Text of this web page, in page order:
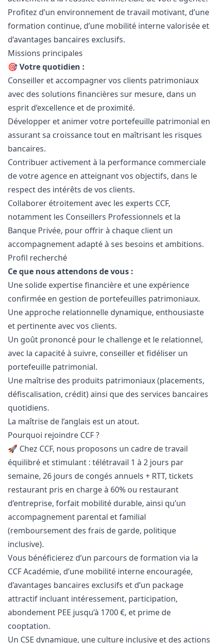
Profitez d’un environnement de travail motivant, d’une
formation continue, d’une mobilité interne valorisée et
d’avantages bancaires exclusifs.
Missions principales
🎯Votre quotidien :
Conseiller et accompagner vos clients patrimoniaux
avec des solutions financières sur mesure, dans un
esprit d’excellence et de proximité.
Développer et animer votre portefeuille patrimonial en
assurant sa croissance tout en maîtrisant les risques
bancaires.
Contribuer activement à la performance commerciale
de votre agence en atteignant vos objectifs, dans le
respect des intérêts de vos clients.
Collaborer étroitement avec les experts CCF,
notamment les Conseillers Professionnels et la
Banque Privée, pour offrir à chaque client un
accompagnement adapté à ses besoins et ambitions.
Profil recherché
Ce que nous attendons de vous :
Une solide expertise financière et une expérience
confirmée en gestion de portefeuilles patrimoniaux.
Une approche relationnelle dynamique, enthousiaste
et pertinente avec vos clients.
Un goût prononcé pour le challenge et le relationnel,
avec la capacité à suivre, conseiller et fidéliser un
portefeuille patrimonial.
Une maîtrise des produits patrimoniaux (placements,
défiscalisation, crédit) ainsi que des services bancaires
quotidiens.
La maîtrise de l’anglais est un atout.
Pourquoi rejoindre CCF ?
🚀 Chez CCF, nous proposons un cadre de travail
équilibré et stimulant : télétravail 1 à 2 jours par
semaine, 26 jours de congés annuels + RTT, tickets
restaurant pris en charge à 60% ou restaurant
d’entreprise, forfait mobilité durable, ainsi qu’un
accompagnement parental et familial
(remboursement des frais de garde, politique
inclusive).
Vous bénéficierez d’un parcours de formation via la
CCF Académie, d’une mobilité interne encouragée,
d’avantages bancaires exclusifs et d’un package
attractif incluant intéressement, participation,
abondement PEE jusqu’à 1700 €, et prime de
cooptation.
Un CSE dynamique, une culture inclusive et des actions